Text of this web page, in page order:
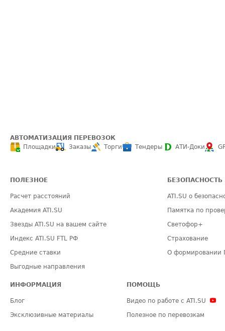
АВТОМАТИЗАЦИЯ ПЕРЕВОЗОК
Площадки
Заказы Торги Тендеры АТИ-Доки
ПОЛЕЗНОЕ
Расчет расстояний
Академия ATI.SU
Звезды ATI.SU на вашем сайте
Индекс ATI.SU FTL РФ
Средние ставки
Выгодные направления
БЕЗОПАСНОСТЬ
ATI.SU о
Памятка по
Светофор+
Страхование
О формировании
ИНФОРМАЦИЯ
Блог
Эксклюзивные материалы
ПОМОЩЬ
Видео по работе с ATI.SU
Полезное по перевозкам